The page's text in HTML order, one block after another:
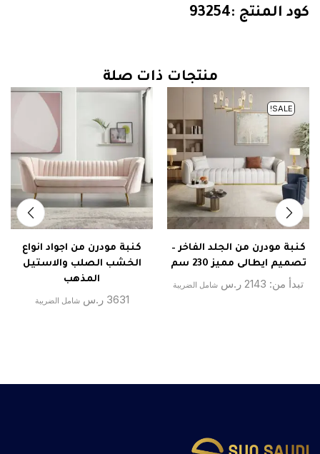
كود المنتج :93254
منتجات ذات صلة
SALE!
كنبة مودرن من الجلد الفاخر –
تصميم ايطالى مميز 230 سم
تبدأ من: 2143 ر.س شامل الضريبة
كنبة مودرن من اجواد انواع
الخشب الصلب والاستيل
المذهب
3631 ر.س شامل الضريبة